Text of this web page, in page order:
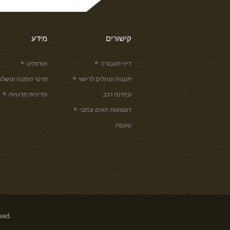
מידע
אודותינו
פרטי הזמנה
מדיניות פרטיות
קישורים
דיני תעבורה
תקנות ונוהלים לרישוי
ובחינת רכב
דוגמאות חוזים וכתבי
טענות